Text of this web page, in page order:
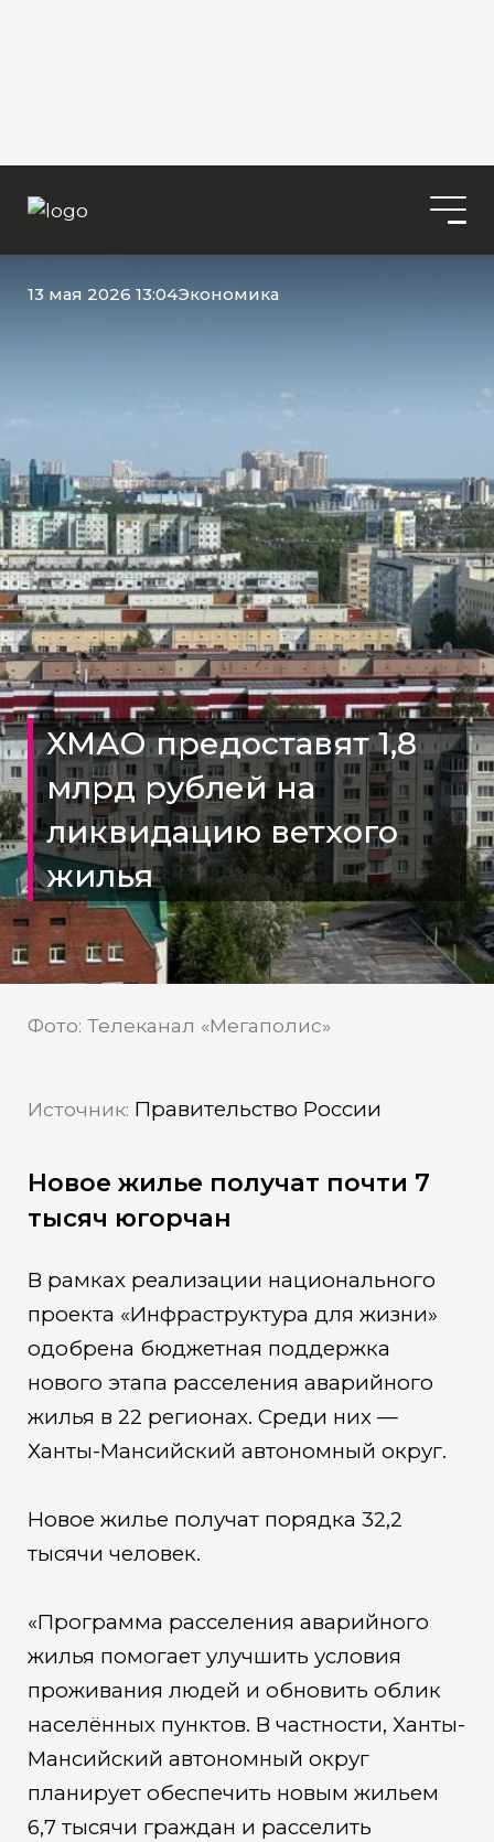
13 мая 2026 13:04Экономика
ХМАО предоставят 1,8
млрд рублей на
ликвидацию ветхого
жилья
Фото: Телеканал «Мегаполис»
Источник: Правительство России
Новое жилье получат почти 7
тысяч югорчан
В рамках реализации национального
проекта «Инфраструктура для жизни»
одобрена бюджетная поддержка
нового этапа расселения аварийного
жилья в 22 регионах. Среди них —
Ханты-Мансийский автономный округ.
Новое жилье получат порядка 32,2
тысячи человек.
«Программа расселения аварийного
жилья помогает улучшить условия
проживания людей и обновить облик
населённых пунктов. В частности, Ханты-
Мансийский автономный округ
планирует обеспечить новым жильем
6,7 тысячи граждан и расселить